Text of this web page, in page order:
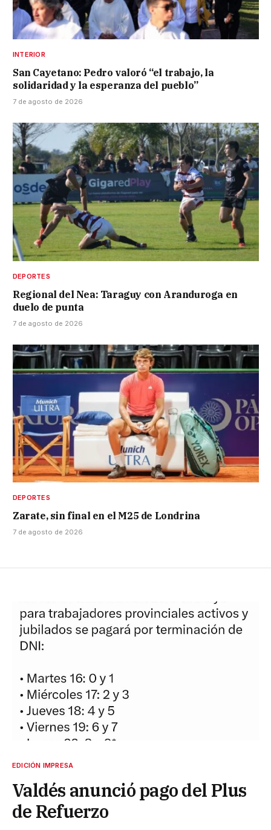
INTERIOR
San Cayetano: Pedro valoró “el trabajo, la
solidaridad y la esperanza del pueblo”
7 de agosto de 2026
DEPORTES
Regional del Nea: Taraguy con Aranduroga en
duelo de punta
7 de agosto de 2026
DEPORTES
Zarate, sin final en el M25 de Londrina
7 de agosto de 2026
EDICIÓN IMPRESA
Valdés anunció pago del Plus
de Refuerzo